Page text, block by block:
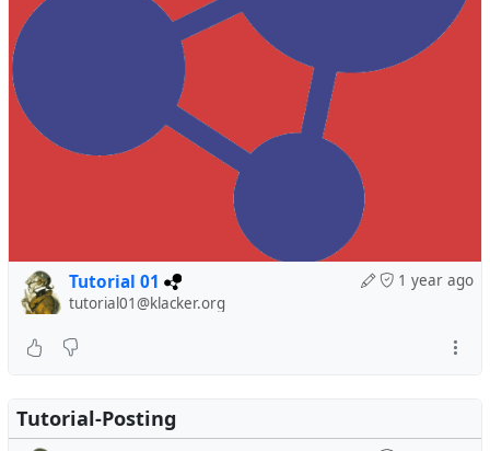
1 year ago
Tutorial 01
tutorial01@klacker.org
Tutorial-Posting